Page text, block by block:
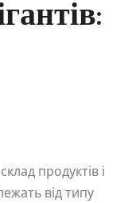
продуктів і
від типу